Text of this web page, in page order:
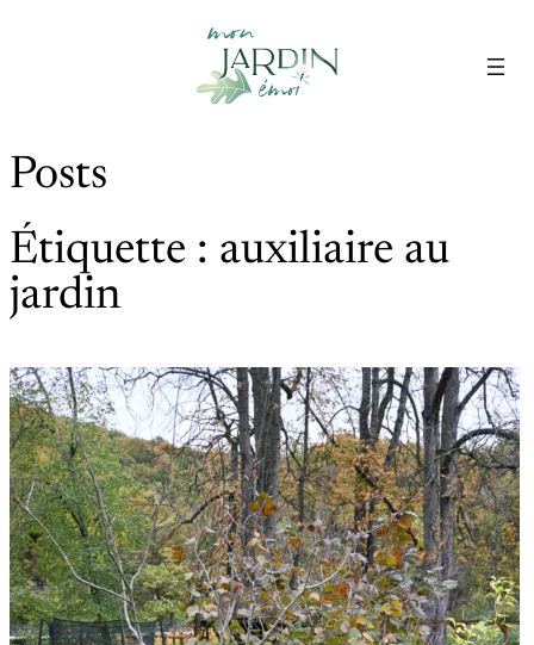
Posts
Étiquette : auxiliaire au
jardin